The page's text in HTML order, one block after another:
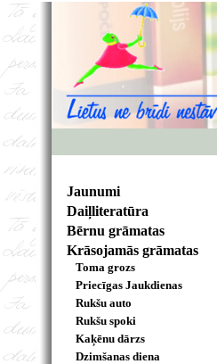
Jaunumi
Daiļliteratūra
Bērnu grāmatas
Krāsojamās grāmatas
Toma grozs
Priecīgas Jaukdienas
Rukšu auto
Rukšu spoki
Kaķēnu dārzs
Dzimšanas diena